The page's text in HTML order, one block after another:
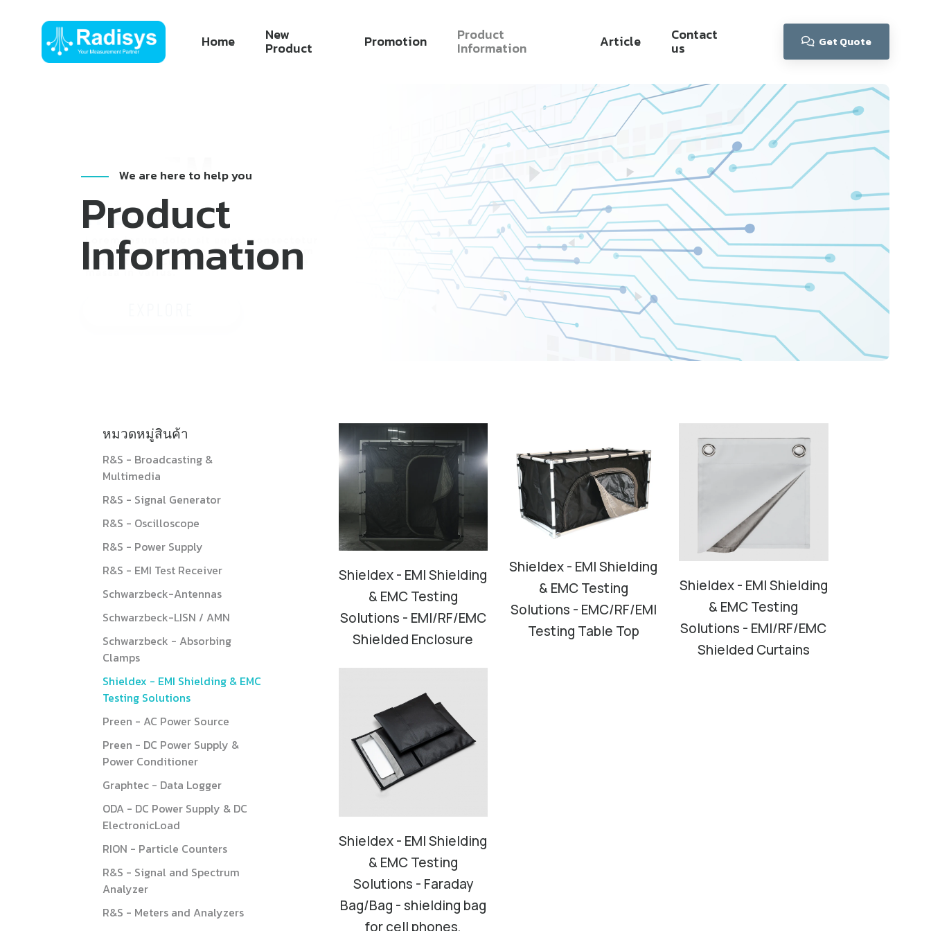
Home New
Product Promotion Product
Information Article Contact
us Get Quote
We are here to help you
Product
Information
หมวดหมู่สินค้า
R&S - Broadcasting &
Multimedia
R&S - Signal Generator
R&S - Oscilloscope
R&S - Power Supply
R&S - EMI Test Receiver
Schwarzbeck-Antennas
Schwarzbeck-LISN / AMN
Schwarzbeck - Absorbing
Clamps
Shieldex - EMI Shielding & EMC
Testing Solutions
Preen - AC Power Source
Preen - DC Power Supply &
Power Conditioner
Graphtec - Data Logger
ODA - DC Power Supply & DC
ElectronicLoad
RION - Particle Counters
R&S - Signal and Spectrum
Analyzer
R&S - Meters and Analyzers
Shieldex - EMI Shielding
& EMC Testing
Solutions - EMI/RF/EMC
Shielded Enclosure
Shieldex - EMI Shielding
& EMC Testing
Solutions - EMC/RF/EMI
Testing Table Top
Shieldex - EMI Shielding
& EMC Testing
Solutions - EMI/RF/EMC
Shielded Curtains
Shieldex - EMI Shielding
& EMC Testing
Solutions - Faraday
Bag/Bag - shielding bag
for cell phones,